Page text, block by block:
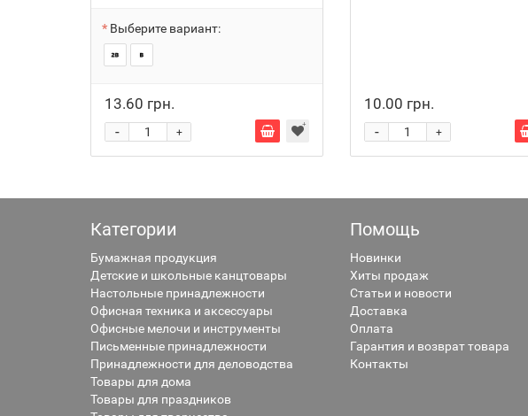
Выберите вариант:
13.60 грн.
+
-
10.00 грн.
+
-
Категории
Бумажная продукция
Детские и школьные канцтовары
Настольные принадлежности
Офисная техника и аксессуары
Офисные мелочи и инструменты
Письменные принадлежности
Принадлежности для деловодства
Товары для дома
Товары для праздников
Помощь
Новинки
Хиты продаж
Статьи и новости
Доставка
Оплата
Гарантия и возврат товара
Контакты